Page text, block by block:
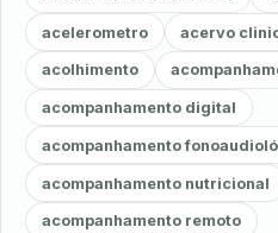
acelerometro acervo
acolhimento
acompanhamento digital
acompanhamento
acompanhamento nutricional
acompanhamento remoto